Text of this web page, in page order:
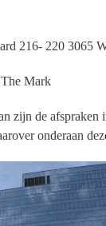
216- 220 3065
Mark
zijn de afspraken
onderaan